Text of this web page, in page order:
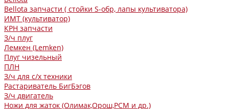
Bellota запчасти ( стойки S-обр, лапы культиватора)
ИМТ (культиватор)
КРН запчасти
З/ч плуг
Лемкен (Lemken)
Плуг чизельный
ПЛН
З/ч для с/х техники
Растариватель БигБэгов
З/ч двигатель
Ножи для жаток (Олимак,Орош,РСМ и др.)